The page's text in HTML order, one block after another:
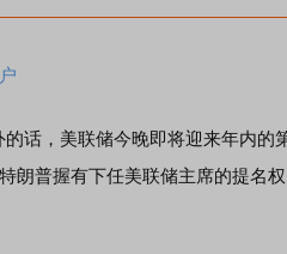
的话，美联储今晚即将迎来年内的
朗普握有下任美联储主席的提名